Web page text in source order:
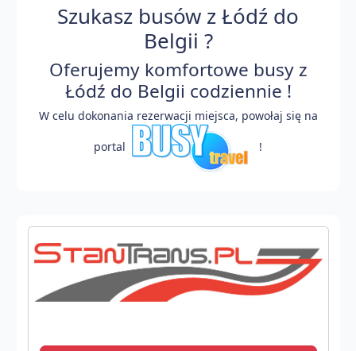
Szukasz busów z Łódź do
Belgii ?
Oferujemy komfortowe busy z
Łódź do Belgii codziennie !
W celu dokonania rezerwacji miejsca, powołaj się na
portal !